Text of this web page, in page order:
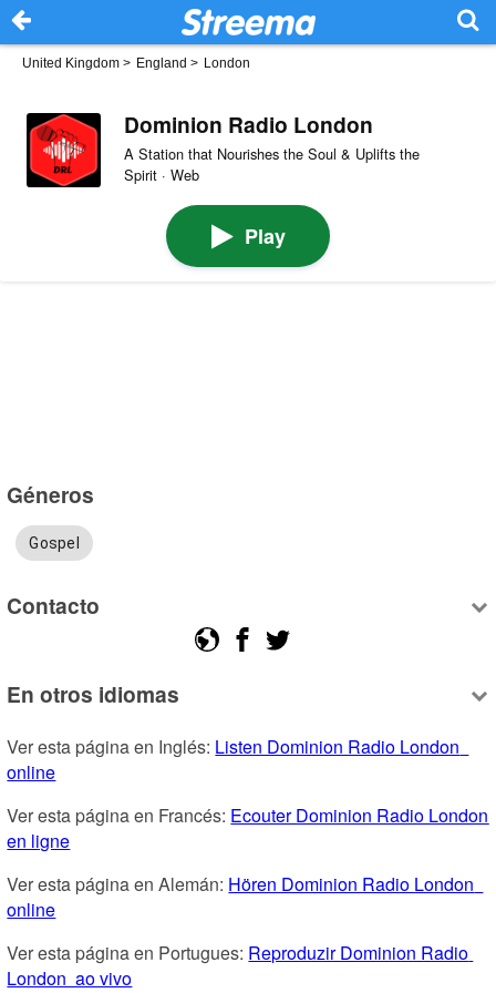
United Kingdom > England > London
Dominion Radio London
A Station that Nourishes the Soul & Uplifts the
Spirit · Web
Play
Géneros
Gospel
Contacto
En otros idiomas
Ver esta página en Inglés: Listen Dominion Radio London
online
Ver esta página en Francés: Ecouter Dominion Radio London
en ligne
Ver esta página en Alemán: Hören Dominion Radio London
online
Ver esta página en Portugues: Reproduzir Dominion Radio
London  ao vivo